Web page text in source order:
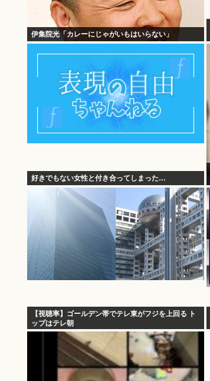
伊集院光「カレーにじゃがいもはいらない」
好きでもない女性と付き合ってしまった…
【視聴率】ゴールデン帯でテレ東がフジを上回る ト
ップはテレ朝